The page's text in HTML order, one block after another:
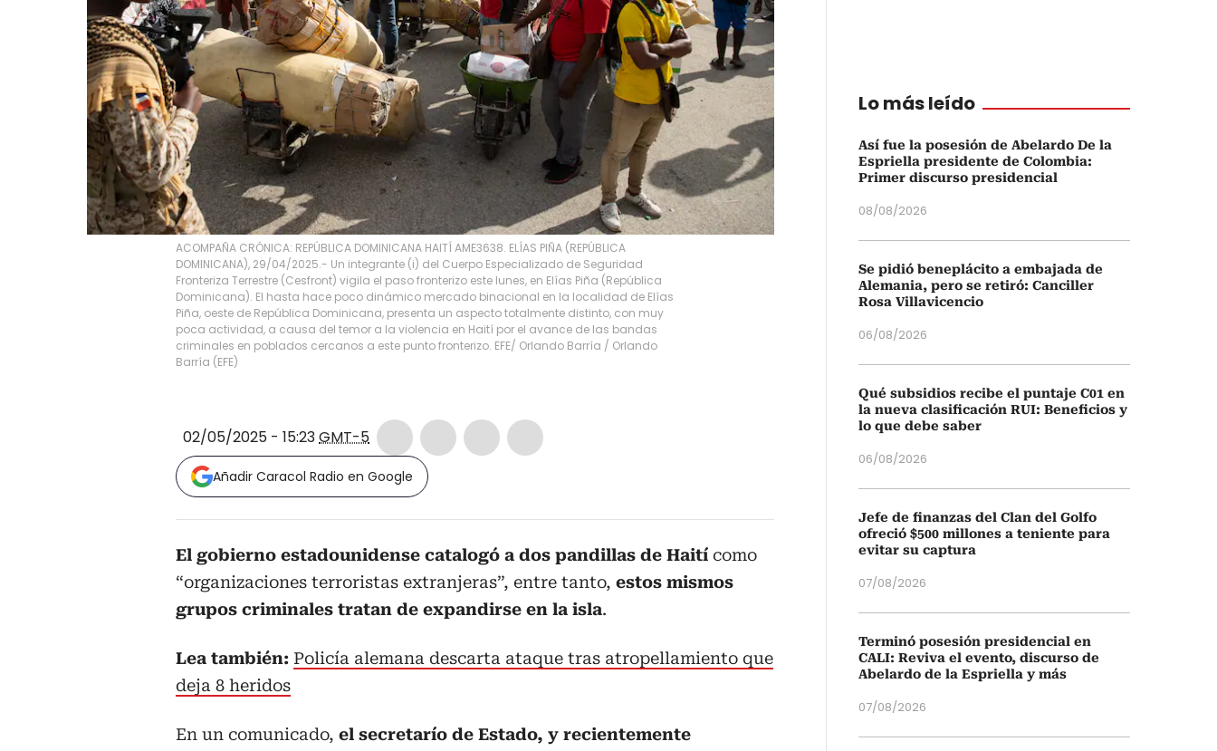
ACOMPAÑA CRÓNICA: REPÚBLICA DOMINICANA HAITÍ AME3638. ELÍAS PIÑA (REPÚBLICA
DOMINICANA), 29/04/2025.- Un integrante (i) del Cuerpo Especializado de Seguridad
Fronteriza Terrestre (Cesfront) vigila el paso fronterizo este lunes, en Elías Piña (República
Dominicana). El hasta hace poco dinámico mercado binacional en la localidad de Elías
Piña, oeste de República Dominicana, presenta un aspecto totalmente distinto, con muy
poca actividad, a causa del temor a la violencia en Haití por el avance de las bandas
criminales en poblados cercanos a este punto fronterizo. EFE/ Orlando Barría / Orlando
Barría (EFE)
02/05/2025 - 15:23GMT-5
Añadir Caracol Radio en Google
El gobierno estadounidense catalogó a dos pandillas de Haití como
“organizaciones terroristas extranjeras”, entre tanto, estos mismos
grupos criminales tratan de expandirse en la isla.
Lea también: Policía alemana descarta ataque tras atropellamiento que
deja 8 heridos
En un comunicado, el secretarío de Estado, y recientemente
Lo más leído
Así fue la posesión de Abelardo De la
Espriella presidente de Colombia:
Primer discurso presidencial
08/08/2026
Se pidió beneplácito a embajada de
Alemania, pero se retiró: Canciller
Rosa Villavicencio
06/08/2026
Qué subsidios recibe el puntaje C01 en
la nueva clasificación RUI: Beneficios y
lo que debe saber
06/08/2026
Jefe de finanzas del Clan del Golfo
ofreció $500 millones a teniente para
evitar su captura
07/08/2026
Terminó posesión presidencial en
CALI: Reviva el evento, discurso de
Abelardo de la Espriella y más
07/08/2026